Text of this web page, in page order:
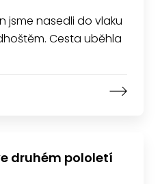
jsme nasedli do vlaku
Cesta uběhla
druhém pololetí